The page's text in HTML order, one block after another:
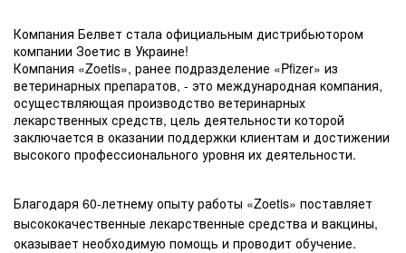
Компания Белвет стала официальным дистрибьютором
компании Зоетис в Украине!
Компания «Zoetis», ранее подразделение «Pfizer» из
ветеринарных препаратов, - это международная компания,
осуществляющая производство ветеринарных
лекарственных средств, цель деятельности которой
заключается в оказании поддержки клиентам и достижении
высокого профессионального уровня их деятельности.
Благодаря 60-летнему опыту работы «Zoetis» поставляет
высококачественные лекарственные средства и вакцины,
оказывает необходимую помощь и проводит обучение.